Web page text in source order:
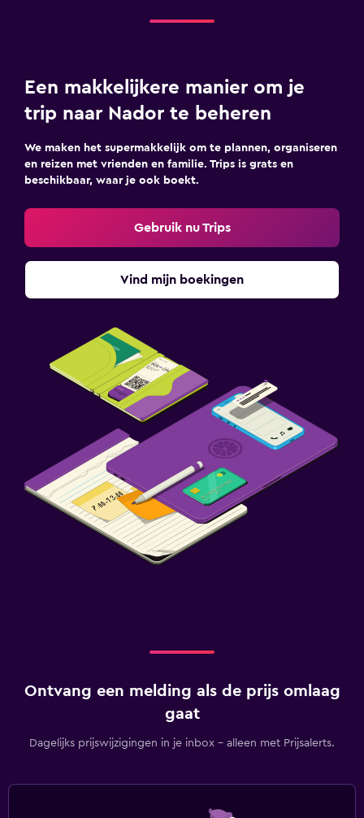
Een makkelijkere manier om je
trip naar Nador te beheren
We maken het supermakkelijk om te plannen, organiseren
en reizen met vrienden en familie. Trips is grats en
beschikbaar, waar je ook boekt.
Gebruik nu Trips
Vind mijn boekingen
Ontvang een melding als de prijs omlaag
gaat
Dagelijks prijswijzigingen in je inbox - alleen met Prijsalerts.